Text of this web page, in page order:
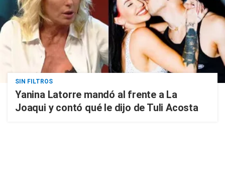
SIN FILTROS
Yanina Latorre mandó al frente a La
Joaqui y contó qué le dijo de Tuli Acosta